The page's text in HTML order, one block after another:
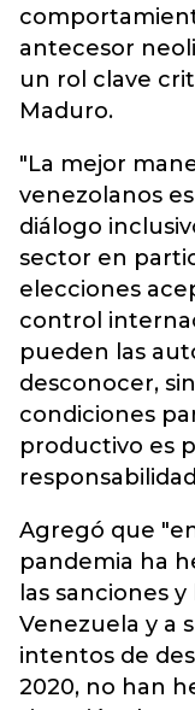
antecesor
un rol clave
Maduro.
"La mejor
venezolanos
diálogo
sector en
elecciones
control
pueden las
desconocer,
condiciones
productivo es
Agregó que
pandemia ha
las sanciones
Venezuela y a
intentos de
2020, no han